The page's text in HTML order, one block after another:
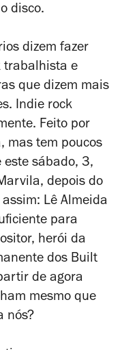
disco.
dizem fazer
trabalhista e
que dizem mais
Indie rock
Feito por
mas tem poucos
este sábado, 3,
depois do
Lê Almeida
para
herói da
dos Built
de agora
mesmo que
nós?